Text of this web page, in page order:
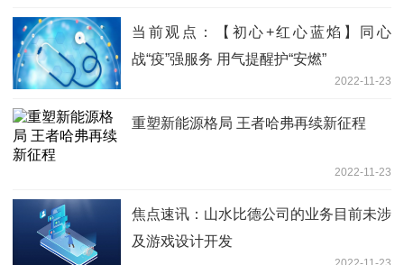
当前观点：【初心+红心蓝焰】同心
战“疫”强服务 用气提醒护“安燃”
2022-11-23
重塑新能源格局 王者哈弗再续新征程
2022-11-23
焦点速讯：山水比德公司的业务目前未涉
及游戏设计开发